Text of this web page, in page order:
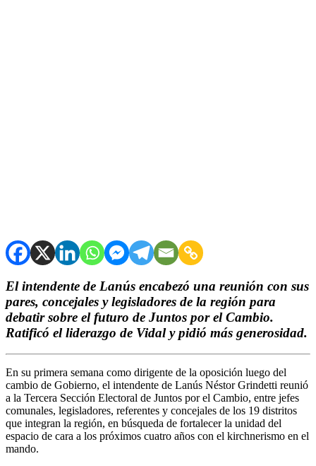
El intendente de Lanús encabezó una reunión con sus
pares, concejales y legisladores de la región para
debatir sobre el futuro de Juntos por el Cambio.
Ratificó el liderazgo de Vidal y pidió más generosidad.
En su primera semana como dirigente de la oposición luego del
cambio de Gobierno, el intendente de Lanús Néstor Grindetti reunió
a la Tercera Sección Electoral de Juntos por el Cambio, entre jefes
comunales, legisladores, referentes y concejales de los 19 distritos
que integran la región, en búsqueda de fortalecer la unidad del
espacio de cara a los próximos cuatro años con el kirchnerismo en el
mando.